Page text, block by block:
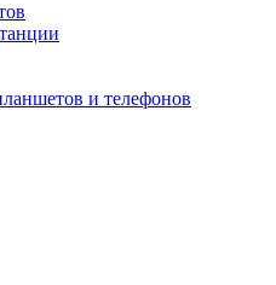
и телефонов